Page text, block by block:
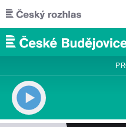
Přejít k hlavnímu obsahu